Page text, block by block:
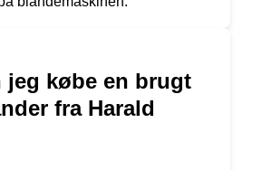
jeg købe en brugt
fra Harald